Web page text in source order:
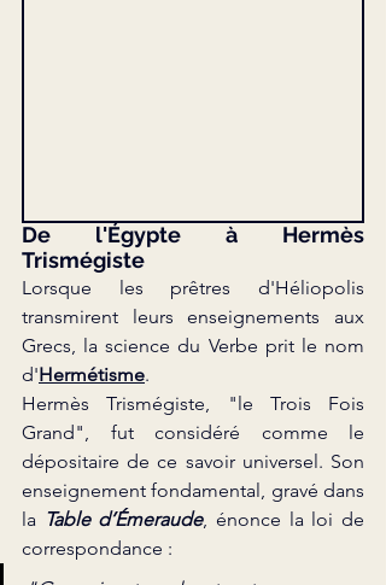
De l'Égypte à Hermès
Trismégiste
Lorsque les prêtres d'Héliopolis
transmirent leurs enseignements aux
Grecs, la science du Verbe prit le nom
d'Hermétisme.
Hermès Trismégiste, "le Trois Fois
Grand", fut considéré comme le
dépositaire de ce savoir universel. Son
enseignement fondamental, gravé dans
la Table d’Émeraude, énonce la loi de
correspondance :